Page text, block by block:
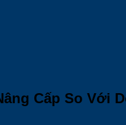
Cấp So Với